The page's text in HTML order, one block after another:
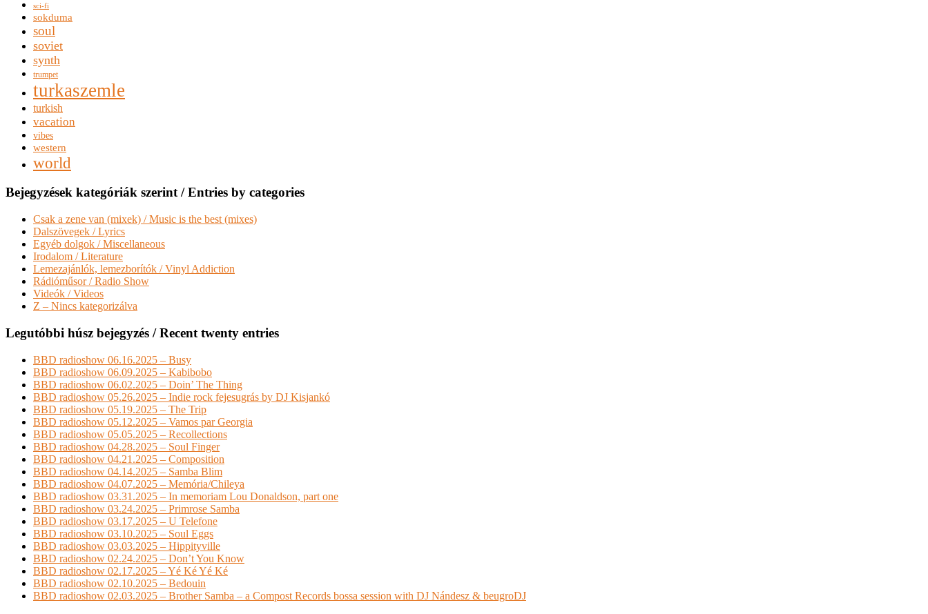
sci-fi
sokduma
soul
soviet
synth
trumpet
turkaszemle
turkish
vacation
vibes
western
world
Bejegyzések kategóriák szerint / Entries by categories
Csak a zene van (mixek) / Music is the best (mixes)
Dalszövegek / Lyrics
Egyéb dolgok / Miscellaneous
Irodalom / Literature
Lemezajánlók, lemezborítók / Vinyl Addiction
Rádióműsor / Radio Show
Videók / Videos
Z – Nincs kategorizálva
Legutóbbi húsz bejegyzés / Recent twenty entries
BBD radioshow 06.16.2025 – Busy
BBD radioshow 06.09.2025 – Kabibobo
BBD radioshow 06.02.2025 – Doin’ The Thing
BBD radioshow 05.26.2025 – Indie rock fejesugrás by DJ Kisjankó
BBD radioshow 05.19.2025 – The Trip
BBD radioshow 05.12.2025 – Vamos par Georgia
BBD radioshow 05.05.2025 – Recollections
BBD radioshow 04.28.2025 – Soul Finger
BBD radioshow 04.21.2025 – Composition
BBD radioshow 04.14.2025 – Samba Blim
BBD radioshow 04.07.2025 – Memória/Chileya
BBD radioshow 03.31.2025 – In memoriam Lou Donaldson, part one
BBD radioshow 03.24.2025 – Primrose Samba
BBD radioshow 03.17.2025 – U Telefone
BBD radioshow 03.10.2025 – Soul Eggs
BBD radioshow 03.03.2025 – Hippityville
BBD radioshow 02.24.2025 – Don’t You Know
BBD radioshow 02.17.2025 – Yé Ké Yé Ké
BBD radioshow 02.10.2025 – Bedouin
BBD radioshow 02.03.2025 – Brother Samba – a Compost Records bossa session with DJ Nándesz & beugroDJ